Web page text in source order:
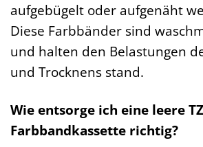
aufgebügelt oder aufgenäht
Diese Farbbänder sind
und halten den Belastungen
und Trocknens stand.
Wie entsorge ich eine leere
Farbbandkassette richtig?